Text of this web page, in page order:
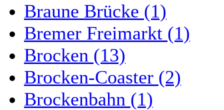
Braune Brücke (1)
Bremer Freimarkt (1)
Brocken (13)
Brocken-Coaster (2)
Brockenbahn (1)